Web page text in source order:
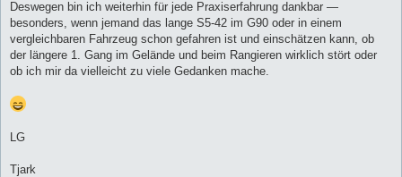
Deswegen bin ich weiterhin für jede Praxiserfahrung dankbar —
besonders, wenn jemand das lange S5-42 im G90 oder in einem
vergleichbaren Fahrzeug schon gefahren ist und einschätzen kann, ob
der längere 1. Gang im Gelände und beim Rangieren wirklich stört oder
ob ich mir da vielleicht zu viele Gedanken mache.
LG
Tjark